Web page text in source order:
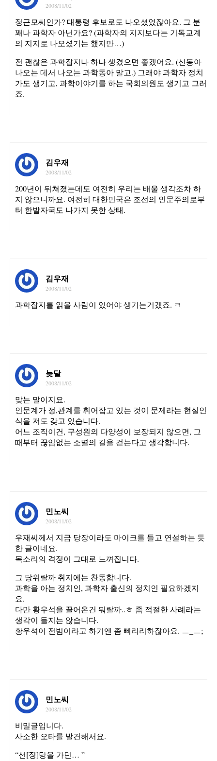
2008/11/02
정근모씨인가? 대통령 후보로도 나오셨었잖아요. 그 분
꽤나 과학자 아닌가요? (과학자의 지지보다는 기독교계
의 지지로 나오셨기는 했지만…)
전 괜찮은 과학잡지나 하나 생겼으면 좋겠어요. (신동아
나오는 데서 나오는 과학동아 말고.) 그래야 과학자 정치
가도 생기고, 과학이야기를 하는 국회의원도 생기고 그러
죠.
김우재
2008/11/02
200년이 뒤쳐졌는데도 여전히 우리는 배울 생각조차 하
지 않으니까요. 여전히 대한민국은 조선의 인문주의로부
터 한발자국도 나가지 못한 상태.
김우재
2008/11/02
과학잡지를 읽을 사람이 있어야 생기는거겠죠. ㅋ
늦달
2008/11/02
맞는 말이지요.
인문계가 정,관계를 휘어잡고 있는 것이 문제라는 현실인
식을 저도 갖고 있습니다.
어느 조직이건, 구성원의 다양성이 보장되지 않으면, 그
때부터 끊임없는 소멸의 길을 걷는다고 생각합니다.
민노씨
2008/11/02
우재씨께서 지금 당장이라도 마이크를 들고 연설하는 듯
한 글이네요.
목소리의 격정이 그대로 느껴집니다.
그 당위랄까 취지에는 찬동합니다.
과학을 아는 정치인, 과학자 출신의 정치인 필요하겠지
요.
다만 황우석을 끌어온건 뭐랄까..ㅎ 좀 적절한 사례라는
생각이 들지는 않습니다.
황우석이 전범이라고 하기엔 좀 삐리리하잖아요. ㅡ_ㅡ;
민노씨
2008/11/02
비밀글입니다.
사소한 오타를 발견해서요.
“선[징]당을 가던… ”